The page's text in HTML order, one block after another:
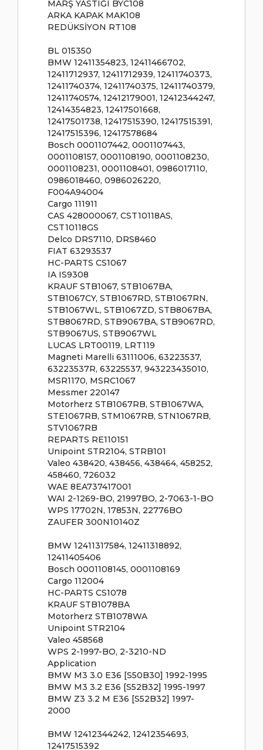
MARŞ YASTIĞI BYC108
ARKA KAPAK MAK108
REDÜKSİYON RT108
BL 015350
BMW 12411354823, 12411466702,
12411712937, 12411712939, 12411740373,
12411740374, 12411740375, 12411740379,
12411740574, 12412179001, 12412344247,
12414354823, 12417501668,
12417501738, 12417515390, 12417515391,
12417515396, 12417578684
Bosch 0001107442, 0001107443,
0001108157, 0001108190, 0001108230,
0001108231, 0001108401, 0986017110,
0986018460, 0986026220,
F004A94004
Cargo 111911
CAS 428000067, CST10118AS,
CST10118GS
Delco DRS7110, DRS8460
FIAT 63293537
HC-PARTS CS1067
IA IS9308
KRAUF STB1067, STB1067BA,
STB1067CY, STB1067RD, STB1067RN,
STB1067WL, STB1067ZD, STB8067BA,
STB8067RD, STB9067BA, STB9067RD,
STB9067US, STB9067WL
LUCAS LRT00119, LRT119
Magneti Marelli 63111006, 63223537,
63223537R, 63225537, 943223435010,
MSR1170, MSRC1067
Messmer 220147
Motorherz STB1067RB, STB1067WA,
STE1067RB, STM1067RB, STN1067RB,
STV1067RB
REPARTS RE110151
Unipoint STR2104, STRB101
Valeo 438420, 438456, 438464, 458252,
458460, 726032
WAE 8EA737417001
WAI 2-1269-BO, 21997BO, 2-7063-1-BO
WPS 17702N, 17853N, 22776BO
ZAUFER 300N10140Z
BMW 12411317584, 12411318892,
12411405406
Bosch 0001108145, 0001108169
Cargo 112004
HC-PARTS CS1078
KRAUF STB1078BA
Motorherz STB1078WA
Unipoint STR2104
Valeo 458568
WPS 2-1997-BO, 2-3210-ND
Application
BMW M3 3.0 E36 [S50B30] 1992-1995
BMW M3 3.2 E36 [S52B32] 1995-1997
BMW Z3 3.2 M E36 [S52B32] 1997-
2000
BMW 12412344242, 12412354693,
12417515392